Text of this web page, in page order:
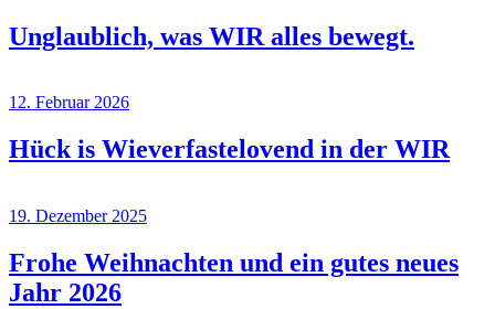
Unglaublich, was WIR alles bewegt.
12. Februar 2026
Hück is Wieverfastelovend in der WIR
19. Dezember 2025
Frohe Weihnachten und ein gutes neues
Jahr 2026